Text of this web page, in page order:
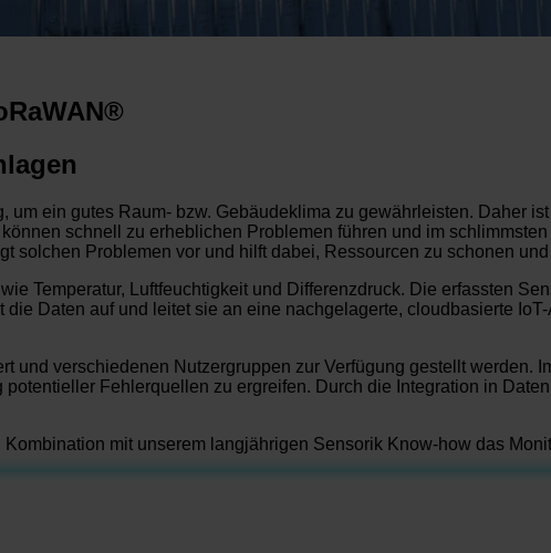
ein gutes Raum- bzw. Gebäudeklima zu gewährleisten. Daher
schnell zu erheblichen Problemen führen und im
solchen Problemen vor und hilft dabei, Ressourcen zu schonen
Temperatur, Luftfeuchtigkeit und Differenzdruck. Die erfassten
Daten auf und leitet sie an eine nachgelagerte, cloudbasierte
und verschiedenen Nutzergruppen zur Verfügung gestellt werden.
Fehlerquellen zu ergreifen. Durch die Integration in
mit unserem langjährigen Sensorik Know-how das